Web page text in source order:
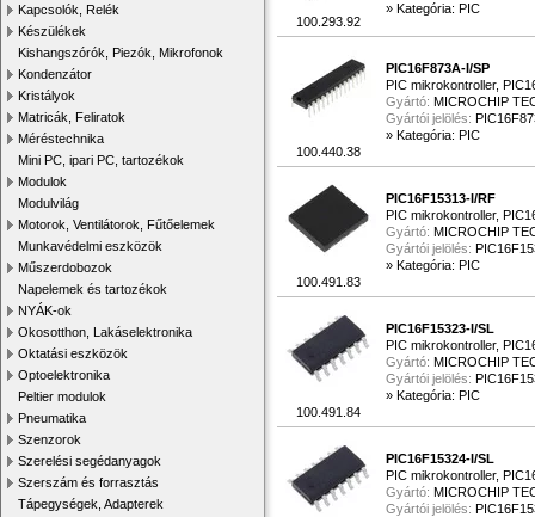
Kapcsolók, Relék
Készülékek
Kishangszórók, Piezók, Mikrofonok
Kondenzátor
Kristályok
Matricák, Feliratok
Méréstechnika
Mini PC, ipari PC, tartozékok
Modulok
Modulvilág
Motorok, Ventilátorok, Fűtőelemek
Munkavédelmi eszközök
Műszerdobozok
Napelemek és tartozékok
NYÁK-ok
Okosotthon, Lakáselektronika
Oktatási eszközök
Optoelektronika
Peltier modulok
Pneumatika
Szenzorok
Szerelési segédanyagok
Szerszám és forrasztás
Tápegységek, Adapterek
100.293.92
» Kategória: PIC
100.440.38
PIC16F873A-I/SP
PIC mikrokontroller,
Gyártó: MICROCHIP
Gyártói jelölés:
» Kategória: PIC
100.491.83
PIC16F15313-I/RF
PIC mikrokontroller,
Gyártó: MICROCHIP
Gyártói jelölés:
» Kategória: PIC
100.491.84
PIC16F15323-I/SL
PIC mikrokontroller,
Gyártó: MICROCHIP
Gyártói jelölés:
» Kategória: PIC
PIC16F15324-I/SL
PIC mikrokontroller,
Gyártó: MICROCHIP
Gyártói jelölés: